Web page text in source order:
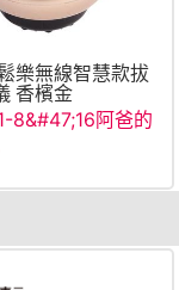
樂無線智慧款拔
香檳金
8&#47;16阿爸的